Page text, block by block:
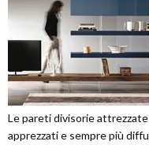
Le pareti divisorie
apprezzati e sempre più